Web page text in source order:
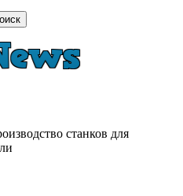
станков для